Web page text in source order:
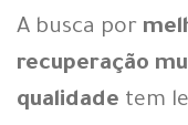
A busca por
recuperação
qualidade tem